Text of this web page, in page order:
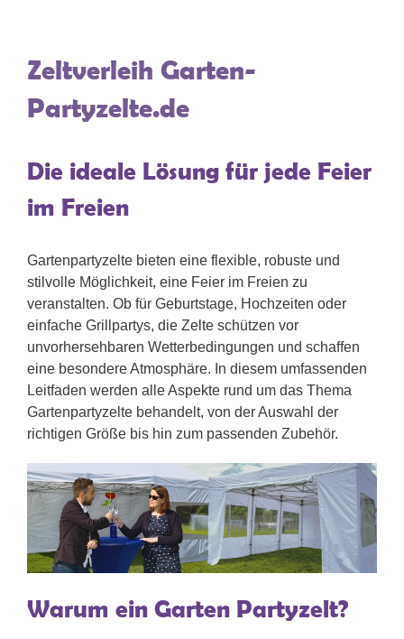
Zeltverleih Garten-
Partyzelte.de
Die ideale Lösung für jede Feier
im Freien
Gartenpartyzelte bieten eine flexible, robuste und
stilvolle Möglichkeit, eine Feier im Freien zu
veranstalten. Ob für Geburtstage, Hochzeiten oder
einfache Grillpartys, die Zelte schützen vor
unvorhersehbaren Wetterbedingungen und schaffen
eine besondere Atmosphäre. In diesem umfassenden
Leitfaden werden alle Aspekte rund um das Thema
Gartenpartyzelte behandelt, von der Auswahl der
richtigen Größe bis hin zum passenden Zubehör.
Warum ein Garten Partyzelt?